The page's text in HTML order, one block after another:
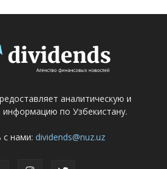
аналитическую и
информацию по Узбекистану.
с нами: dividends@nuz.uz